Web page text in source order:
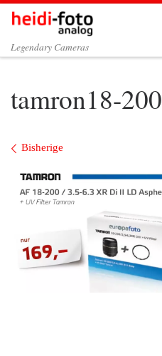
Zum Inhalt springen
Legendary Cameras
tamron18-200
Bilder Navigation
Bisherige